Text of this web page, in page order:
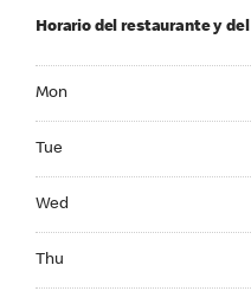
Horario del restaurante y
Mon
Tue
Wed
Thu